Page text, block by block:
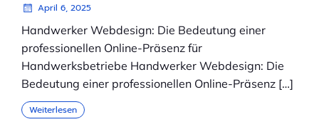
April 6, 2025
Handwerker Webdesign: Die Bedeutung einer
professionellen Online-Präsenz für
Handwerksbetriebe Handwerker Webdesign: Die
Bedeutung einer professionellen Online-Präsenz […]
Weiterlesen